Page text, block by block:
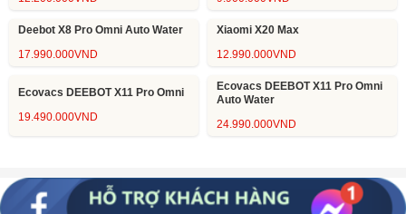
Deebot X8 Pro Omni Auto Water
17.990.000VND
Xiaomi X20 Max
12.990.000VND
Ecovacs DEEBOT X11 Pro Omni
19.490.000VND
Ecovacs DEEBOT X11 Pro Omni
Auto Water
24.990.000VND